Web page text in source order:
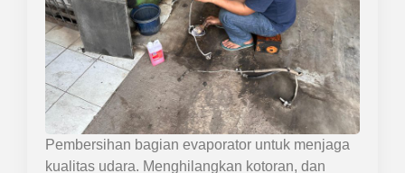
Pembersihan bagian evaporator untuk menjaga
kualitas udara. Menghilangkan kotoran, dan